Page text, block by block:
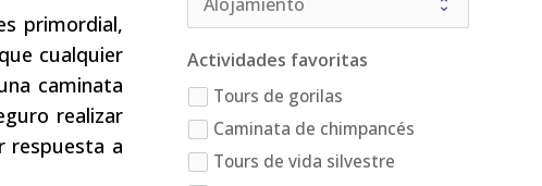
primordial,
cualquier
caminata
realizar
respuesta a
Actividades favoritas
Tours de gorilas
Caminata de chimpancés
Tours de vida silvestre